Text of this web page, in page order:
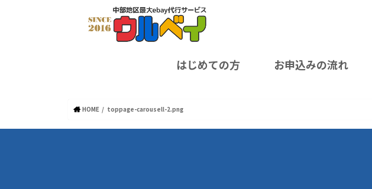
はじめての方 お申込みの流れ
HOME toppage-carousell-2.png